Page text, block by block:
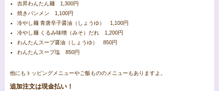
吉昇わんたん麺 1,300円
焼きバンメン 1,100円
冷やし麺 青唐辛子醤油（しょうゆ） 1,100円
冷やし麺 くるみ味噌（みそ）だれ 1,200円
わんたんスープ醤油（しょうゆ） 850円
わんたんスープ塩 850円
他にもトッピングメニューやご飯もののメニューもありますよ。
追加注文は現金払い！